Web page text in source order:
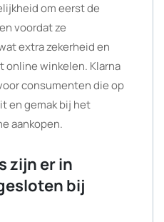
om eerst de
voordat ze
extra zekerheid en
winkelen. Klarna
consumenten die op
en gemak bij het
aankopen.
zijn er in
bij